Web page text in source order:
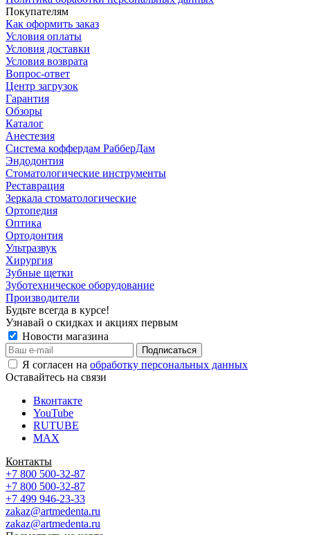
Покупателям
Как оформить заказ
Условия оплаты
Условия доставки
Условия возврата
Вопрос-ответ
Центр загрузок
Гарантия
Обзоры
Каталог
Анестезия
Система коффердам РабберДам
Эндодонтия
Стоматологические инструменты
Реставрация
Зеркала стоматологические
Ортопедия
Оптика
Ортодонтия
Ультразвук
Хирургия
Зубные щетки
Зуботехническое оборудование
Производители
Будьте всегда в курсе!
Узнавай о скидках и акциях первым
Новости магазина
Я согласен на обработку персональных данных
Оставайтесь на связи
Вконтакте
YouTube
RUTUBE
MAX
Контакты
+7 800 500-32-87
+7 800 500-32-87
+7 499 946-23-33
zakaz@artmedenta.ru
zakaz@artmedenta.ru